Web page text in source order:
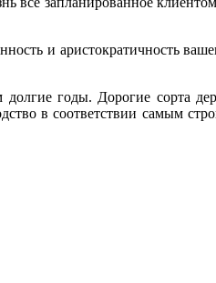
и аристократичность
годы. Дорогие сорта
в соответствии самым